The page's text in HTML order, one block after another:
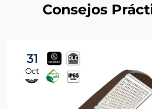
Consejos
31
Oct